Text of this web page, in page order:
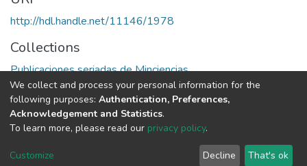
http://hdl.handle.net/11146/1978
Collections
Publicaciones seriadas de Minciencias
Full item page
DSpace software copyright © 2002-2026
Cookie
End User
Send
We collect and process your personal information for the
following purposes: Authentication, Preferences,
Acknowledgement and Statistics.
To learn more, please read our privacy policy.
Customize Decline That's ok